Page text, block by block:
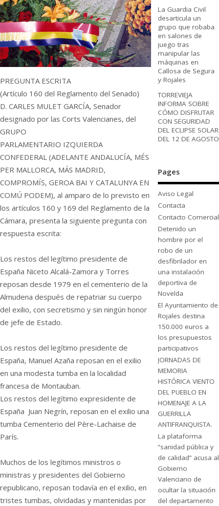
PREGUNTA ESCRITA
(Artículo 160 del Reglamento del Senado)
D. CARLES MULET GARCÍA, Senador
designado por las Corts Valencianes, del
GRUPO
PARLAMENTARIO IZQUIERDA
CONFEDERAL (ADELANTE ANDALUCÍA, MÉS
PER MALLORCA, MÁS MADRID,
COMPROMÍS, GEROA BAI Y CATALUNYA EN
COMÚ PODEM), al amparo de lo previsto en
los artículos 160 y 169 del Reglamento de la
Cámara, presenta la siguiente pregunta con
respuesta escrita:
Los restos del legítimo presidente de
España Niceto Alcalá-Zamora y Torres
reposan desde 1979 en el cementerio de la
Almudena después de repatriar su cuerpo
del exilio, con secretismo y sin ningún honor
de jefe de Estado.
Los restos del legítimo presidente de
España, Manuel Azaña reposan en el exilio
en una modesta tumba en la localidad
francesa de Montauban.
Los restos del legítimo expresidente de
España Juan Negrín, reposan en el exilio una
tumba Cementerio del Père-Lachaise de
París.
Muchos de los legítimos ministros o
ministras y presidentes del Gobierno
republicano, reposan todavía en el exilio, en
tristes tumbas, olvidadas y mantenidas por
La Guardia Civil
desarticula un
grupo que robaba
en salones de
juego tras
manipular las
máquinas en
Callosa de Segura
y Rojales
TORREVIEJA
INFORMA SOBRE
CÓMO DISFRUTAR
CON SEGURIDAD
DEL ECLIPSE SOLAR
DEL 12 DE AGOSTO
Pages
Aviso Legal
Contacta
Contacto Comercial
Detenido un
hombre por el
robo de un
desfibrilador en
una instalación
deportiva de
Novelda
El Ayuntamiento de
Rojales destina
150.000 euros a
los presupuestos
participativos
JORNADAS DE
MEMORIA
HISTÓRICA VIENTO
DEL PUEBLO EN
HOMENAJE A LA
GUERRILLA
ANTIFRANQUISTA.
La plataforma
“sanidad pública y
de calidad” acusa al
Gobierno
Valenciano de
ocultar la situación
del departamento